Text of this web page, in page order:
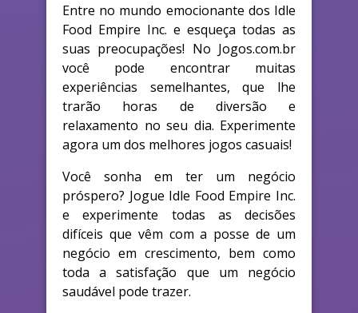
Entre no mundo emocionante dos Idle
Food Empire Inc. e esqueça todas as
suas preocupações! No Jogos.com.br
você pode encontrar muitas
experiências semelhantes, que lhe
trarão horas de diversão e
relaxamento no seu dia. Experimente
agora um dos melhores jogos casuais!
Você sonha em ter um negócio
próspero? Jogue Idle Food Empire Inc.
e experimente todas as decisões
difíceis que vêm com a posse de um
negócio em crescimento, bem como
toda a satisfação que um negócio
saudável pode trazer.